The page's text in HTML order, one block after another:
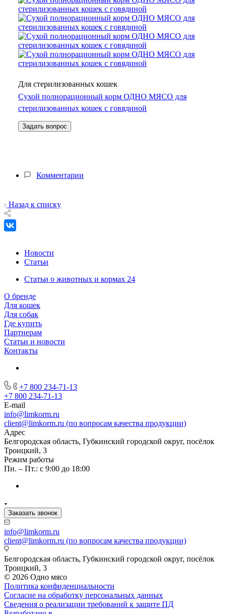
Для стерилизованных кошек
Сухой полнорационный корм ОДНО МЯСО для
стерилизованных кошек с говядиной
Задать вопрос
Комментарии
Назад к списку
Новости
Статьи
Статьи о животных и кормах 24
О бренде
Для кошек
Для собак
Где купить
Партнерам
Статьи и новости
Контакты
+7 800 234-71-13
+7 800 234-71-13
E-mail
info@limkorm.ru
client@limkorm.ru (по вопросам качества продукции)
Адрес
Белгородская область, Губкинский городской округ, посёлок
Троицкий, 3
Режим работы
Пн. – Пт.: с 9:00 до 18:00
Заказать звонок
info@limkorm.ru
client@limkorm.ru (по вопросам качества продукции)
Белгородская область, Губкинский городской округ, посёлок
Троицкий, 3
© 2026 Одно мясо
Политика конфиденциальности
Согласие на обработку персональных данных
Сведения о реализации требований к защите ПД